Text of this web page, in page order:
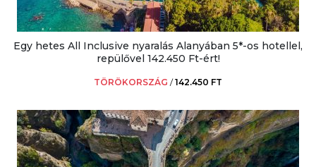
Egy hetes All Inclusive nyaralás Alanyában 5*-os hotellel,
repülővel 142.450 Ft-ért!
TÖRÖKORSZÁG /142.450 FT